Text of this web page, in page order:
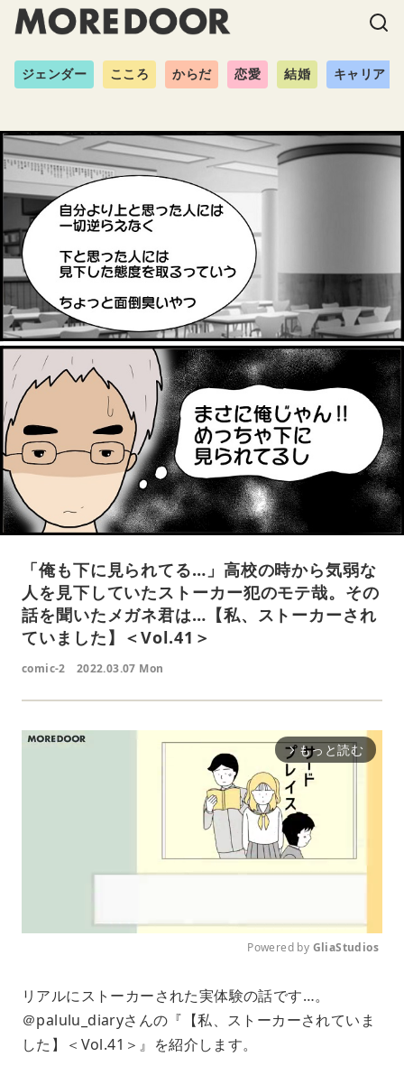
ジェンダー こころ からだ 恋愛 結婚 キャリア
「俺も下に見られてる…」高校の時から気弱な
人を見下していたストーカー犯のモテ哉。その
話を聞いたメガネ君は…【私、ストーカーされ
ていました】＜Vol.41＞
comic-2 2022.03.07 Mon
arrow_forward_ios もっと読む
t
Powered by GliaStudios
リアルにストーカーされた実体験の話です…。
＠palulu_diaryさんの『【私、ストーカーされていま
した】＜Vol.41＞』を紹介します。